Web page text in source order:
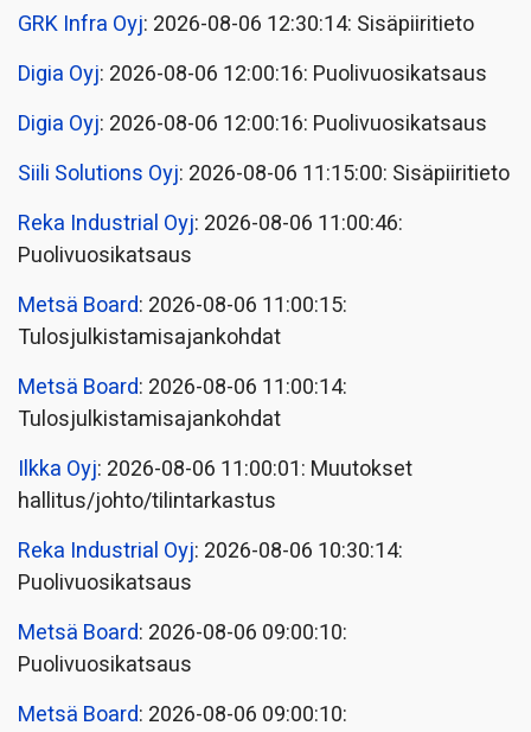
GRK Infra Oyj: 2026-08-06 12:30:14: Sisäpiiritieto
Digia Oyj: 2026-08-06 12:00:16: Puolivuosikatsaus
Digia Oyj: 2026-08-06 12:00:16: Puolivuosikatsaus
Siili Solutions Oyj: 2026-08-06 11:15:00: Sisäpiiritieto
Reka Industrial Oyj: 2026-08-06 11:00:46:
Puolivuosikatsaus
Metsä Board: 2026-08-06 11:00:15:
Tulosjulkistamisajankohdat
Metsä Board: 2026-08-06 11:00:14:
Tulosjulkistamisajankohdat
Ilkka Oyj: 2026-08-06 11:00:01: Muutokset
hallitus/johto/tilintarkastus
Reka Industrial Oyj: 2026-08-06 10:30:14:
Puolivuosikatsaus
Metsä Board: 2026-08-06 09:00:10:
Puolivuosikatsaus
Metsä Board: 2026-08-06 09:00:10: